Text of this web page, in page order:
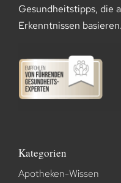
Gesundheitstipps, die
Erkenntnissen basieren.
Kategorien
Apotheken-Wissen